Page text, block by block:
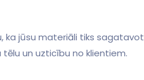
jūsu materiāli tiks
un uzticību no klientiem.